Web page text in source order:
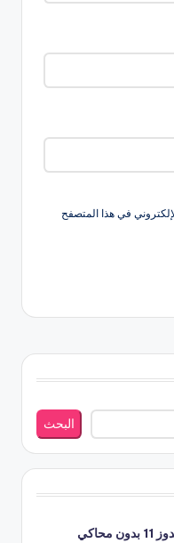
في هذا المتصفح
البحث